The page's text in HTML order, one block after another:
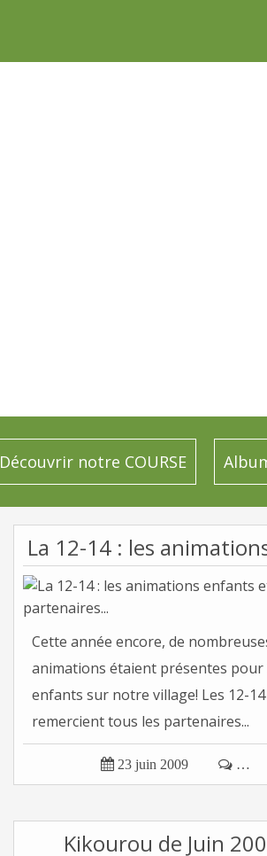
Découvrir notre COURSE
Cette année encore, de
animations étaient présentes pour
enfants sur notre village! Les 12-
remercient tous les partenaires...
 23 juin 2009  …
Kikourou de Juin